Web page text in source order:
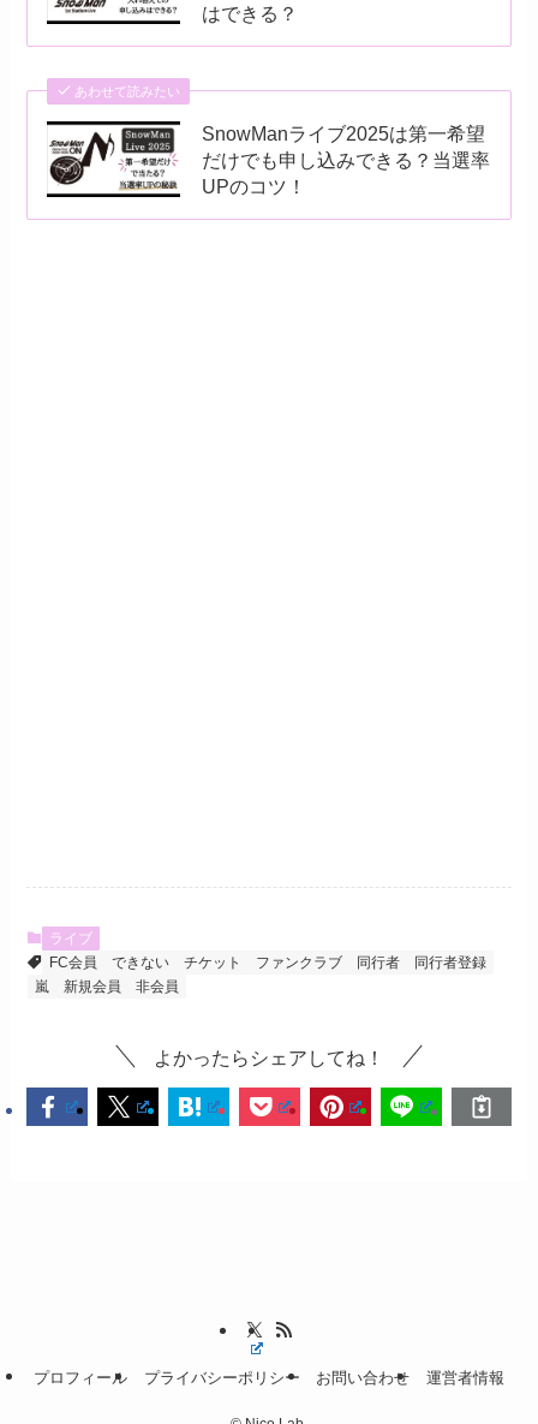
はできる？
あわせて読みたい
SnowManライブ2025は第一希望
だけでも申し込みできる？当選率
UPのコツ！
ライブ
FC会員
できない チケット ファンクラブ 同行者
同行者登録
嵐
新規会員 非会員
よかったらシェアしてね！
プロフィール プライバシーポリシー お問い合わせ 運営者情報